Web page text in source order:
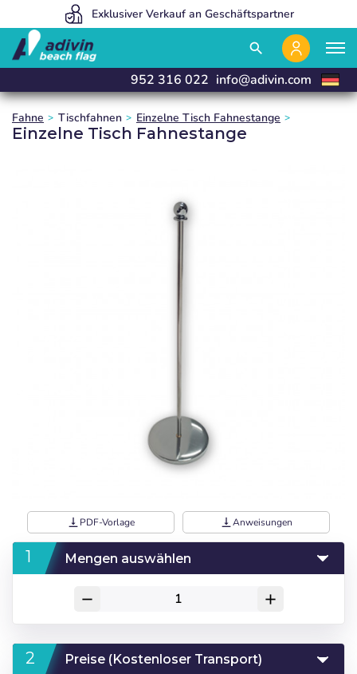
Wir produzieren und liefern in 24 Stunden
Exklusiver Verkauf an Geschäftspartner
Wir sind so preisgünstig, weil wir 100% online verkaufen
search
952 316 022 info@adivin.com
Fahne Tischfahnen Einzelne Tisch Fahnestange
Einzelne Tisch Fahnestange
vertical_align_bottom PDF-Vorlage vertical_align_bottomAnweisungen
Mengen auswählen
remove add
Preise (Kostenloser Transport)